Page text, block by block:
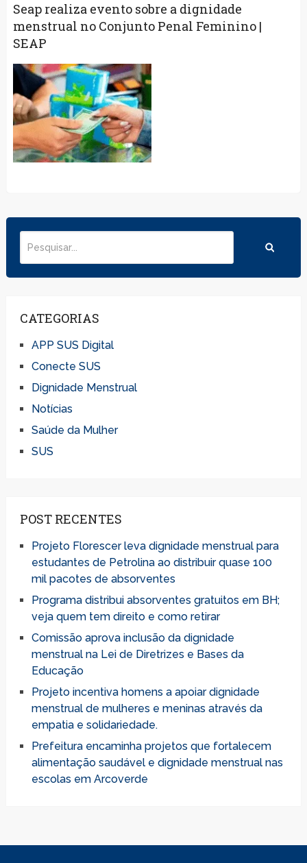
Seap realiza evento sobre a dignidade
menstrual no Conjunto Penal Feminino |
SEAP
CATEGORIAS
APP SUS Digital
Conecte SUS
Dignidade Menstrual
Notícias
Saúde da Mulher
SUS
POST RECENTES
Projeto Florescer leva dignidade menstrual para
estudantes de Petrolina ao distribuir quase 100
mil pacotes de absorventes
Programa distribui absorventes gratuitos em BH;
veja quem tem direito e como retirar
Comissão aprova inclusão da dignidade
menstrual na Lei de Diretrizes e Bases da
Educação
Projeto incentiva homens a apoiar dignidade
menstrual de mulheres e meninas através da
empatia e solidariedade.
Prefeitura encaminha projetos que fortalecem
alimentação saudável e dignidade menstrual nas
escolas em Arcoverde